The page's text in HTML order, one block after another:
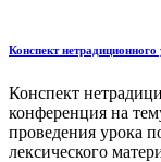
Конспект
Конспект
конференция на
проведения урока
лексического